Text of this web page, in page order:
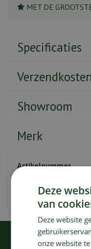
MET DE
Specificaties
Verzendkosten
Showroom
Merk
Artikelnummer
KIJK
Deze
van
Deze website
onze website